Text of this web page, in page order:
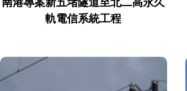
軌電信系統工程